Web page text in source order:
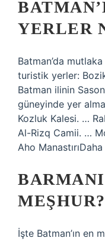
YERLER
Batman’da
turistik yerler:
Batman ilinin
güneyinde yer
Kozluk Kalesi. …
Al-Rizq Camii. …
Aho
MEŞHUR?
İşte Batman’ın en